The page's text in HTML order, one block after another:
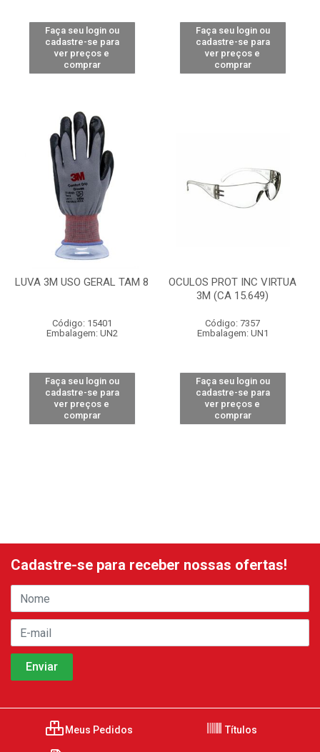
Faça seu login ou
cadastre-se para
ver preços e
comprar
Faça seu login ou
cadastre-se para
ver preços e
comprar
LUVA 3M USO GERAL TAM 8
Código: 15401
Embalagem: UN2
Faça seu login ou
cadastre-se para
ver preços e
comprar
OCULOS PROT INC VIRTUA
3M (CA 15.649)
Código: 7357
Embalagem: UN1
Faça seu login ou
cadastre-se para
ver preços e
comprar
Cadastre-se para receber nossas ofertas!
Meus Pedidos Títulos